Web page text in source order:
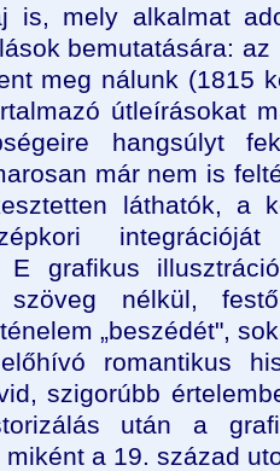
is, mely alkalmat
bemutatására: az
meg nálunk (1815
útleírásokat
hangsúlyt
már nem is
láthatók, a
E grafikus
szöveg nélkül,
„beszédét",
romantikus
szigorúbb
után a
a 19. század